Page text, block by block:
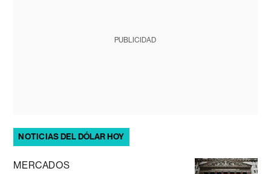
PUBLICIDAD
NOTICIAS DEL DÓLAR HOY
MERCADOS